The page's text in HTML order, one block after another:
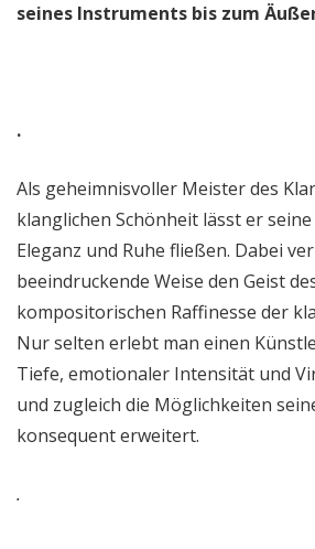
seines Instruments bis zum
.
Als geheimnisvoller Meister des
klanglichen Schönheit lässt er
Eleganz und Ruhe fließen. Dabei
beeindruckende Weise den Geist
kompositorischen Raffinesse der
Nur selten erlebt man einen
Tiefe, emotionaler Intensität und
und zugleich die Möglichkeiten
konsequent erweitert.
.